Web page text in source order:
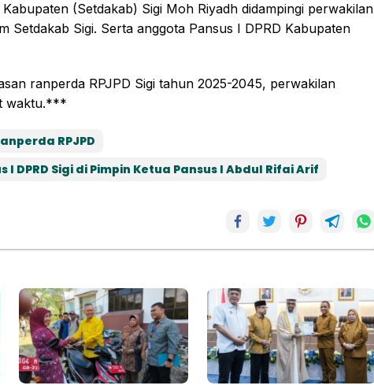
(Setdakab) Sigi Moh Riyadh didampingi perwakilan
Setdakab Sigi. Serta anggota Pansus I DPRD Kabupaten
ranperda RPJPD Sigi tahun 2025-2045, perwakilan
waktu.***
RPJPD
I DPRD Sigi di Pimpin Ketua Pansus I Abdul Rifai Arif